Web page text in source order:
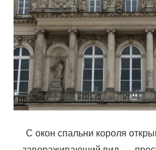
С окон спальни короля